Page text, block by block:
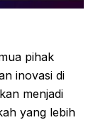
pihak
inovasi di
menjadi
yang lebih